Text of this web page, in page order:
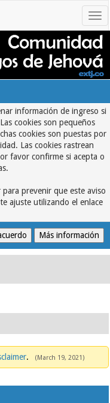
información de ingreso si
cookies son pequeños
cookies son puestas por
Las cookies rastrean
favor confirme si acepta o
prevenir que este aviso
ajuste utilizando el enlace
. (March 19, 2021)